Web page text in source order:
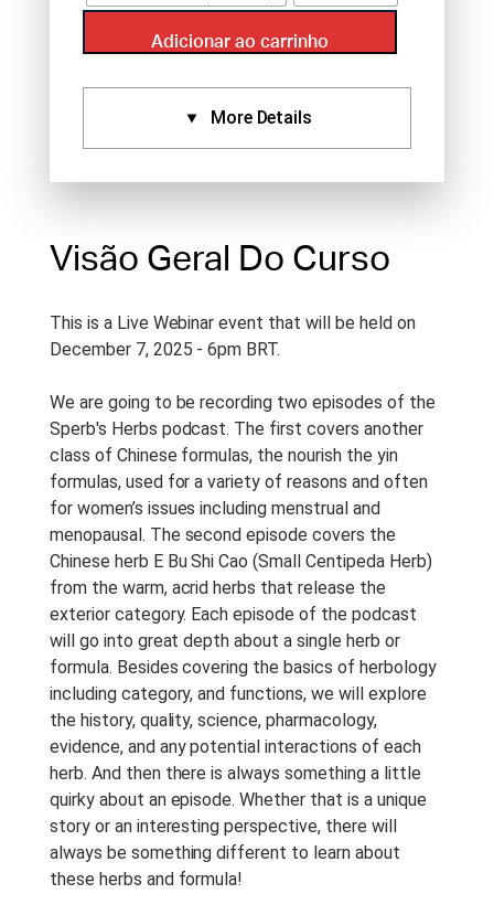
Visão Geral Do Curso
This is a Live Webinar event that will be held on
December 7, 2025 - 6pm BRT.
We are going to be recording two episodes of the
Sperb's Herbs podcast. The first covers another
class of Chinese formulas, the nourish the yin
formulas, used for a variety of reasons and often
for women’s issues including menstrual and
menopausal. The second episode covers the
Chinese herb E Bu Shi Cao (Small Centipeda Herb)
from the warm, acrid herbs that release the
exterior category. Each episode of the podcast
will go into great depth about a single herb or
formula. Besides covering the basics of herbology
including category, and functions, we will explore
the history, quality, science, pharmacology,
evidence, and any potential interactions of each
herb. And then there is always something a little
quirky about an episode. Whether that is a unique
story or an interesting perspective, there will
always be something different to learn about
these herbs and formula!
Adicionar ao carrinho
More Details
Certificados:
Certificate (2), NCCAOM (2)
Tipo De Curso:Live Webinar
Duração Do Curso:
Anotações Do Curso: Notes
may or may not be provided
with this event.
Período De Acesso:Lifetime
Access to Recordings